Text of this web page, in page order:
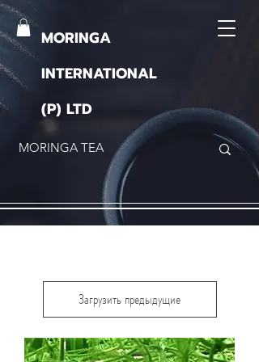
MORINGA
INTERNATIONAL
(P) LTD
Загрузить предыдущие